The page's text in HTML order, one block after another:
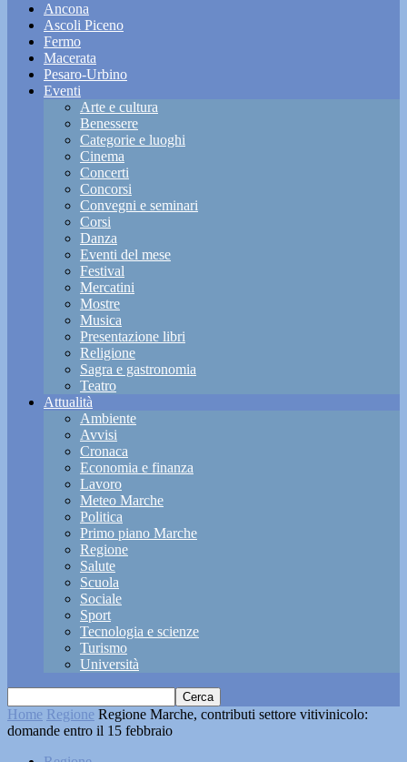
Ancona
Ascoli Piceno
Fermo
Macerata
Pesaro-Urbino
Eventi
Arte e cultura
Benessere
Categorie e luoghi
Cinema
Concerti
Concorsi
Convegni e seminari
Corsi
Danza
Eventi del mese
Festival
Mercatini
Mostre
Musica
Presentazione libri
Religione
Sagra e gastronomia
Teatro
Attualità
Ambiente
Avvisi
Cronaca
Economia e finanza
Lavoro
Meteo Marche
Politica
Primo piano Marche
Regione
Salute
Scuola
Sociale
Sport
Tecnologia e scienze
Turismo
Università
Home Regione Regione Marche, contributi settore vitivinicolo:
domande entro il 15 febbraio